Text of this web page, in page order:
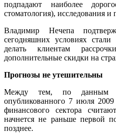
подпадают наиболее
стоматология), исследования и
Владимир Нечепа
сегодняшних условиях стали
делать клиентам
дополнительные скидки на
Прогнозы не утешительны
Между тем, по данным
опубликованного 7 июля
финансового сектора
начнется не раньше первой
позднее.